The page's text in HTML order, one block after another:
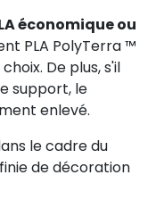
économique ou
PLA PolyTerra ™
De plus, s'il
support, le
enlevé.
le cadre du
de décoration